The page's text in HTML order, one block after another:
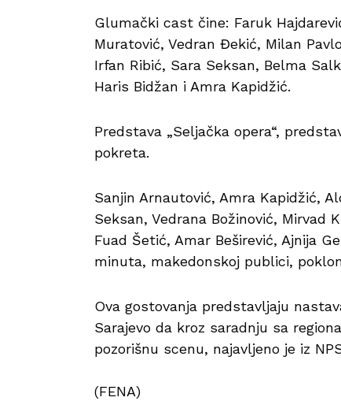
Glumački cast čine: Faruk
Muratović, Vedran Đekić, Milan
Irfan Ribić, Sara Seksan, Belma
Haris Bidžan i Amra Kapidžić.
Predstava „Seljačka opera“,
pokreta.
Sanjin Arnautović, Amra Kapidžić,
Seksan, Vedrana Božinović, Mirvad
Fuad Šetić, Amar Beširević, Ajnija
minuta, makedonskoj publici,
Ova gostovanja predstavljaju
Sarajevo da kroz saradnju sa
pozorišnu scenu, najavljeno je iz
(FENA)